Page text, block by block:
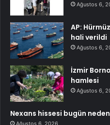
Ağustos 6,
AP:
hali verildi
Ağustos 6,
İzmir
hamlesi
Ağustos 6,
Nexans hissesi bugün
Ağustos 6, 2026